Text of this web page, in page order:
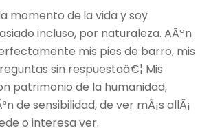
momento de la vida y soy
incluso, por naturaleza. AÃºn
mis pies de barro, mis
sin respuestaâ€¦ Mis
patrimonio de la humanidad,
de sensibilidad, de ver mÃ¡s allÃ¡
o interesa ver.